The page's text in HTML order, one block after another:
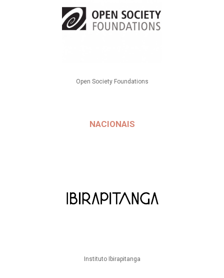
Open Society Foundations
NACIONAIS
Instituto Ibirapitanga